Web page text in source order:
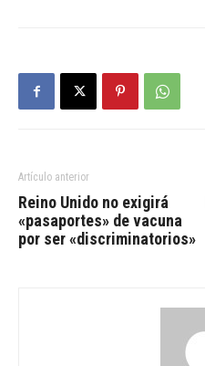
Artículo anterior
Reino Unido no exigirá
«pasaportes» de vacuna
por ser «discriminatorios»